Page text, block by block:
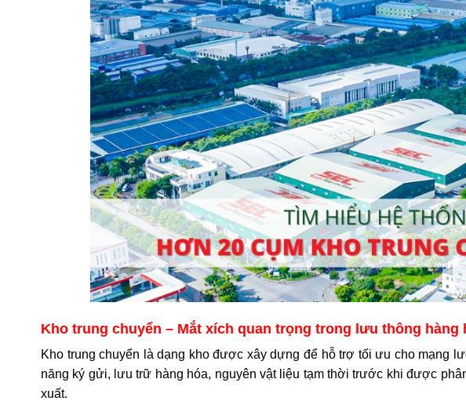
Kho trung chuyển – Mắt xích quan trọng trong lưu thông hàng
Kho trung chuyển là dạng kho được xây dựng để hỗ trợ tối ưu cho mạng
năng ký gửi, lưu trữ hàng hóa, nguyên vật liệu tạm thời trước khi được
xuất.